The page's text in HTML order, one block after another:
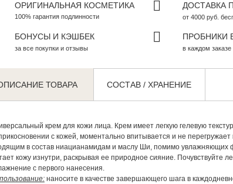
ОРИГИНАЛЬНАЯ КОСМЕТИКА
100% гарантия подлинности
ДОСТАВКА
от 4000 руб.
БОНУСЫ И КЭШБЕК
за все покупки и отзывы
ПРОБНИКИ
в каждом заказе
ТОВАРА СОСТАВ / ХРАНЕНИЕ
крем для кожи лица. Крем имеет легкую гелевую
с кожей, моментально впитывается и не перегружает
в состав ниацианамидам и маслу Ши, помимо увлажняющих
кожу изнутри, раскрывая ее природное сияние. Почувствуйте
с первого нанесения.
наносите в качестве завершающего шага в